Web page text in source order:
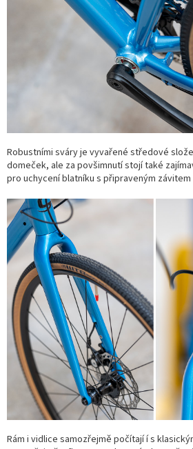
Robustními sváry je vyvařené středové
domeček, ale za povšimnutí stojí také
pro uchycení blatníku s připraveným
Rám i vidlice samozřejmě počítají í s